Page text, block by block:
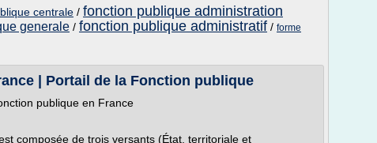
centrale / fonction publique administration
generale / fonction publique administratif / forme
| Portail de la Fonction publique
publique en France
composée de trois versants (État, territoriale et